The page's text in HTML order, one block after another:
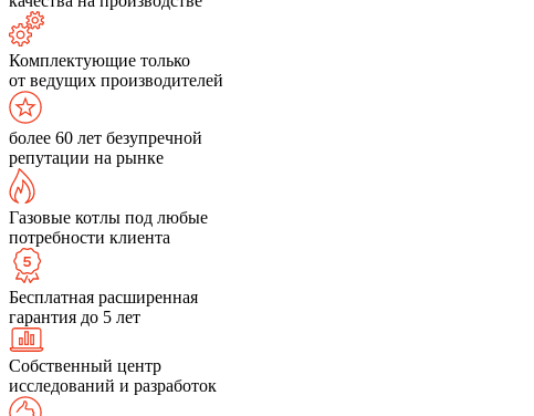
Комплектующие только
от ведущих производителей
более 60 лет безупречной
репутации на рынке
Газовые котлы под любые
потребности клиента
Бесплатная расширенная
гарантия до 5 лет
Собственный центр
исследований и разработок